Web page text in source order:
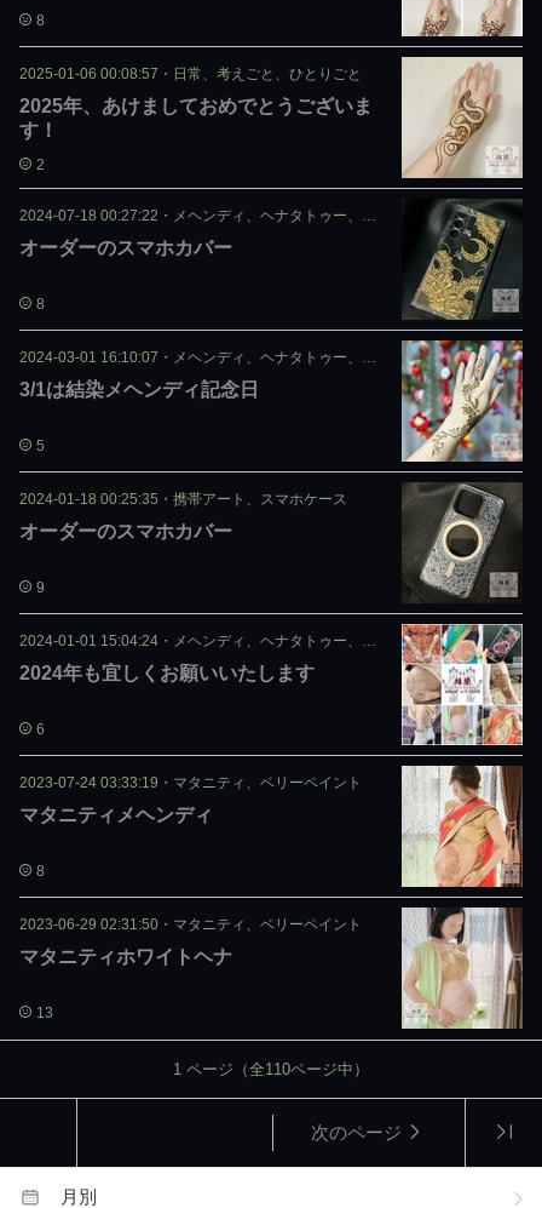
8
2025-01-06 00:08:57 ・ 日常、考えごと、ひとりごと
2025年、あけましておめでとうございま
す！
2
2024-07-18 00:27:22 ・ メヘンディ、ヘナタトゥー、ジャグア
オーダーのスマホカバー
8
2024-03-01 16:10:07 ・ メヘンディ、ヘナタトゥー、ジャグア
3/1は結染メヘンディ記念日
5
2024-01-18 00:25:35 ・ 携帯アート、スマホケース
オーダーのスマホカバー
9
2024-01-01 15:04:24 ・ メヘンディ、ヘナタトゥー、ジャグア
2024年も宜しくお願いいたします
6
2023-07-24 03:33:19 ・ マタニティ、ベリーペイント
マタニティメヘンディ
8
2023-06-29 02:31:50 ・ マタニティ、ベリーペイント
マタニティホワイトヘナ
13
1 ページ（全110ページ中）
次のページ
月別